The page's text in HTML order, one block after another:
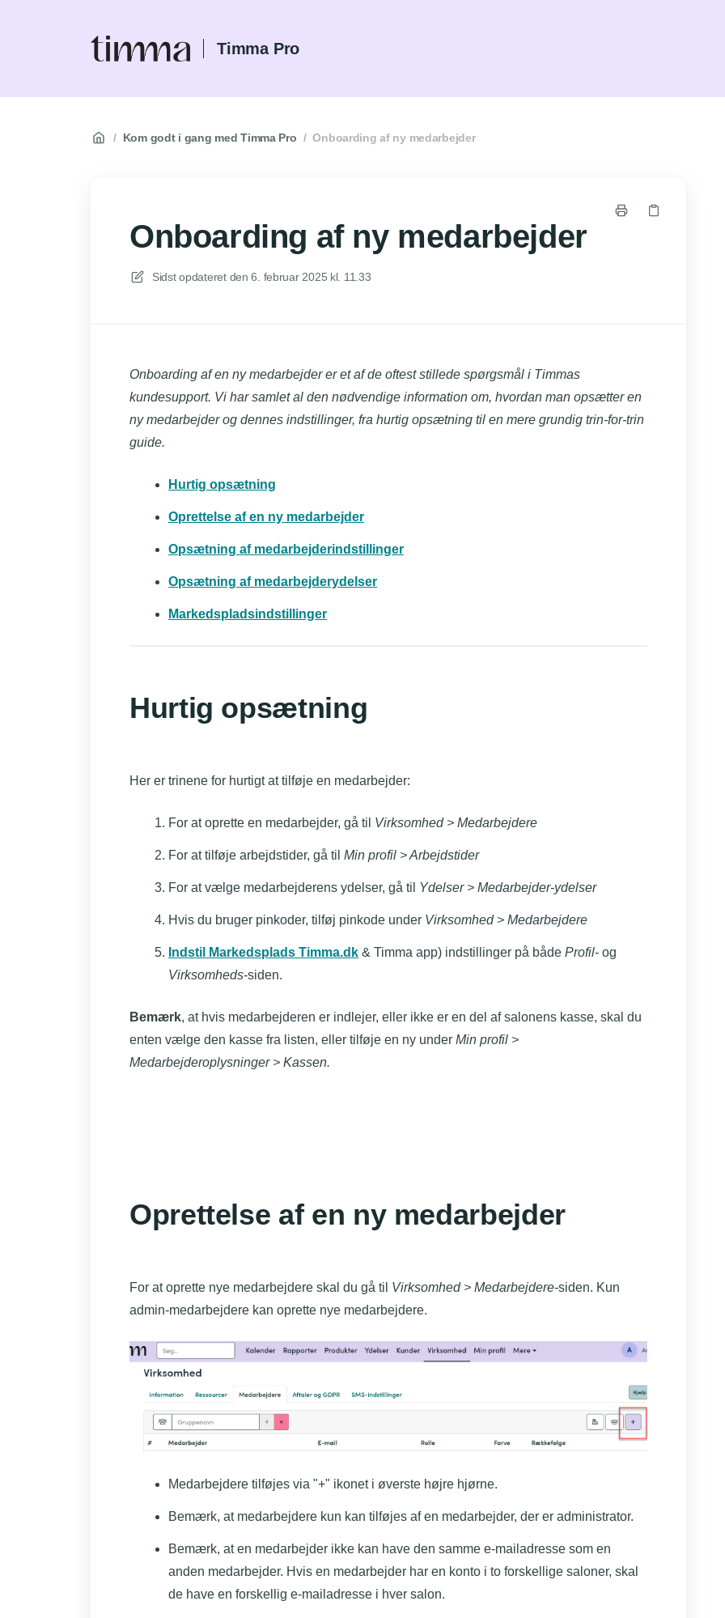
Timma Pro
/ Kom godt i gang med Timma Pro / Onboarding af ny medarbejder
Onboarding af ny medarbejder
Sidst opdateret den 6. februar 2025 kl. 11.33
Onboarding af en ny medarbejder er et af de oftest stillede spørgsmål i Timmas
kundesupport. Vi har samlet al den nødvendige information om, hvordan man opsætter en
ny medarbejder og dennes indstillinger, fra hurtig opsætning til en mere grundig trin-for-trin
guide.
Hurtig opsætning
Oprettelse af en ny medarbejder
Opsætning af medarbejderindstillinger
Opsætning af medarbejderydelser
Markedspladsindstillinger
Hurtig opsætning
Her er trinene for hurtigt at tilføje en medarbejder:
For at oprette en medarbejder, gå til Virksomhed> Medarbejdere
For at tilføje arbejdstider, gå til Min profil > Arbejdstider
For at vælge medarbejderens ydelser, gå til Ydelser > Medarbejder-ydelser
Hvis du bruger pinkoder, tilføj pinkode under Virksomhed > Medarbejdere
Indstil Markedsplads Timma.dk & Timma app) indstillinger på både Profil- og
Virksomheds-siden.
Bemærk, at hvis medarbejderen er indlejer, eller ikke er en del af salonens kasse, skal du
enten vælge den kasse fra listen, eller tilføje en ny under Min profil >
Medarbejderoplysninger > Kassen.
Oprettelse af en ny medarbejder
For at oprette nye medarbejdere skal du gå til Virksomhed > Medarbejdere-siden. Kun
admin-medarbejdere kan oprette nye medarbejdere.
Medarbejdere tilføjes via "+" ikonet i øverste højre hjørne.
Bemærk, at medarbejdere kun kan tilføjes af en medarbejder, der er administrator.
Bemærk, at en medarbejder ikke kan have den samme e-mailadresse som en
anden medarbejder. Hvis en medarbejder har en konto i to forskellige saloner, skal
de have en forskellig e-mailadresse i hver salon.